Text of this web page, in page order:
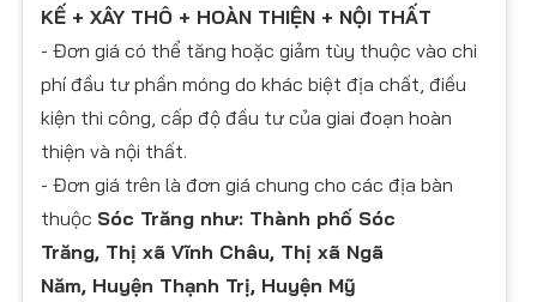
KẾ + XÂY THÔ + HOÀN THIỆN + NỘI THẤT
- Đơn giá có thể tăng hoặc giảm tùy thuộc vào chi
phí đầu tư phần móng do khác biệt địa chất, điều
kiện thi công, cấp độ đầu tư của giai đoạn hoàn
thiện và nội thất.
- Đơn giá trên là đơn giá chung cho các địa bàn
thuộc Sóc Trăng như: Thành phố Sóc
Trăng, Thị xã Vĩnh Châu, Thị xã Ngã
Năm, Huyện Thạnh Trị, Huyện Mỹ